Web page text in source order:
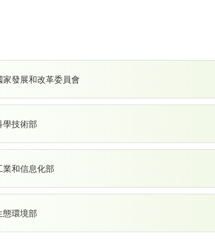
發展和改革委員會
學技術部
業和信息化部
態環境部